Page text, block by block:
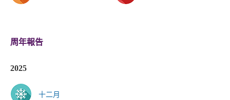
周年報告
2025
十二月